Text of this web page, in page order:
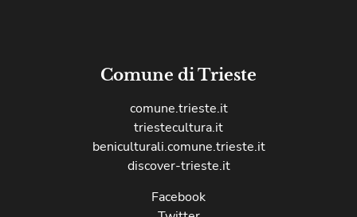
Comune di Trieste
comune.trieste.it
triestecultura.it
beniculturali.comune.trieste.it
discover-trieste.it
Facebook